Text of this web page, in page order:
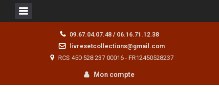
09.67.04.07.48 / 06.16.71.12.38
livresetcollections@gmail.com
RCS 450 528 237 00016 - FR12450528237
Mon compte